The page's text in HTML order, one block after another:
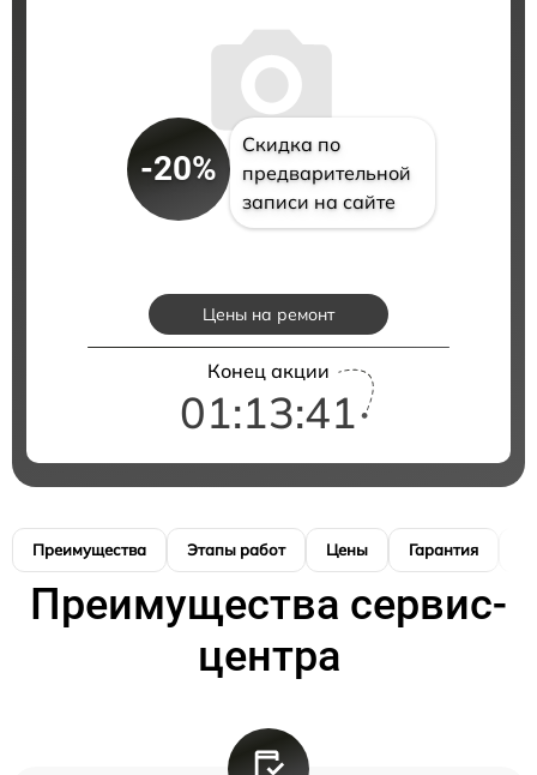
-20%
Скидка по
предварительной
записи на сайте
Цены на ремонт
Конец акции
01:13:40
Преимущества Этапы работ Цены Гарантия
Преимущества сервис-
центра